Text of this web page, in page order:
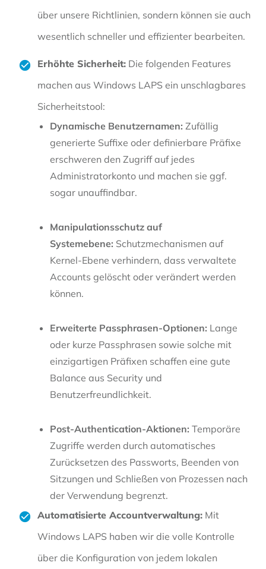
über unsere Richtlinien, sondern können sie auch
wesentlich schneller und effizienter bearbeiten.
Erhöhte Sicherheit: Die folgenden Features
machen aus Windows LAPS ein unschlagbares
Sicherheitstool:
Dynamische Benutzernamen: Zufällig
generierte Suffixe oder definierbare Präfixe
erschweren den Zugriff auf jedes
Administratorkonto und machen sie ggf.
sogar unauffindbar.
Manipulationsschutz auf
Systemebene: Schutzmechanismen auf
Kernel-Ebene verhindern, dass verwaltete
Accounts gelöscht oder verändert werden
können.
Erweiterte Passphrasen-Optionen: Lange
oder kurze Passphrasen sowie solche mit
einzigartigen Präfixen schaffen eine gute
Balance aus Security und
Benutzerfreundlichkeit.
Post-Authentication-Aktionen: Temporäre
Zugriffe werden durch automatisches
Zurücksetzen des Passworts, Beenden von
Sitzungen und Schließen von Prozessen nach
der Verwendung begrenzt.
Automatisierte Accountverwaltung: Mit
Windows LAPS haben wir die volle Kontrolle
über die Konfiguration von jedem lokalen